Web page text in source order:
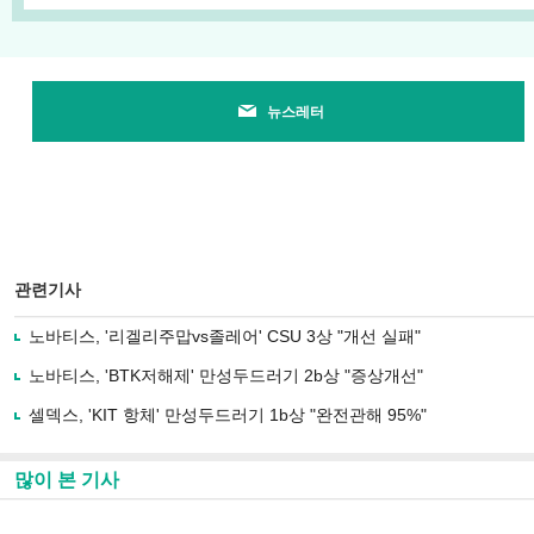
뉴스레터
관련기사
노바티스, '리겔리주맙vs졸레어' CSU 3상 "개선 실패"
노바티스, 'BTK저해제' 만성두드러기 2b상 "증상개선"
셀덱스, 'KIT 항체' 만성두드러기 1b상 "완전관해 95%"
많이 본 기사